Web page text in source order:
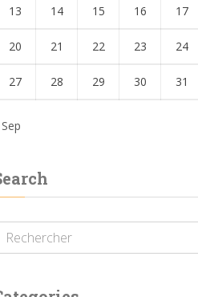
13 14 15 16 17
20 21 22 23 24
27 28 29 30 31